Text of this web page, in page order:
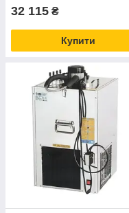
32 115 ₴
Купити